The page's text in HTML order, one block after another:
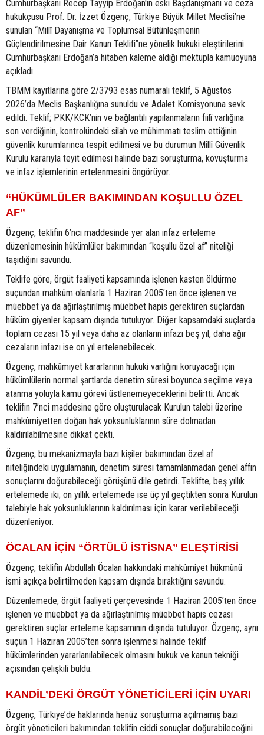
Cumhurbaşkanı Recep Tayyip Erdoğan'ın eski Başdanışmanı ve ceza
hukukçusu Prof. Dr. İzzet Özgenç, Türkiye Büyük Millet Meclisi’ne
sunulan “Millî Dayanışma ve Toplumsal Bütünleşmenin
Güçlendirilmesine Dair Kanun Teklifi”ne yönelik hukuki eleştirilerini
Cumhurbaşkanı Erdoğan’a hitaben kaleme aldığı mektupla kamuoyuna
açıkladı.
TBMM kayıtlarına göre 2/3793 esas numaralı teklif, 5 Ağustos
2026’da Meclis Başkanlığına sunuldu ve Adalet Komisyonuna sevk
edildi. Teklif; PKK/KCK’nin ve bağlantılı yapılanmaların fiilî varlığına
son verdiğinin, kontrolündeki silah ve mühimmatı teslim ettiğinin
güvenlik kurumlarınca tespit edilmesi ve bu durumun Millî Güvenlik
Kurulu kararıyla teyit edilmesi halinde bazı soruşturma, kovuşturma
ve infaz işlemlerinin ertelenmesini öngörüyor.
“HÜKÜMLÜLER BAKIMINDAN KOŞULLU ÖZEL
AF”
Özgenç, teklifin 6’ncı maddesinde yer alan infaz erteleme
düzenlemesinin hükümlüler bakımından “koşullu özel af” niteliği
taşıdığını savundu.
Teklife göre, örgüt faaliyeti kapsamında işlenen kasten öldürme
suçundan mahkûm olanlarla 1 Haziran 2005’ten önce işlenen ve
müebbet ya da ağırlaştırılmış müebbet hapis gerektiren suçlardan
hüküm giyenler kapsam dışında tutuluyor. Diğer kapsamdaki suçlarda
toplam cezası 15 yıl veya daha az olanların infazı beş yıl, daha ağır
cezaların infazı ise on yıl ertelenebilecek.
Özgenç, mahkûmiyet kararlarının hukuki varlığını koruyacağı için
hükümlülerin normal şartlarda denetim süresi boyunca seçilme veya
atanma yoluyla kamu görevi üstlenemeyeceklerini belirtti. Ancak
teklifin 7’nci maddesine göre oluşturulacak Kurulun talebi üzerine
mahkûmiyetten doğan hak yoksunluklarının süre dolmadan
kaldırılabilmesine dikkat çekti.
Özgenç, bu mekanizmayla bazı kişiler bakımından özel af
niteliğindeki uygulamanın, denetim süresi tamamlanmadan genel affın
sonuçlarını doğurabileceği görüşünü dile getirdi. Teklifte, beş yıllık
ertelemede iki; on yıllık ertelemede ise üç yıl geçtikten sonra Kurulun
talebiyle hak yoksunluklarının kaldırılması için karar verilebileceği
düzenleniyor.
ÖCALAN İÇİN “ÖRTÜLÜ İSTİSNA” ELEŞTİRİSİ
Özgenç, teklifin Abdullah Öcalan hakkındaki mahkûmiyet hükmünü
ismi açıkça belirtilmeden kapsam dışında bıraktığını savundu.
Düzenlemede, örgüt faaliyeti çerçevesinde 1 Haziran 2005’ten önce
işlenen ve müebbet ya da ağırlaştırılmış müebbet hapis cezası
gerektiren suçlar erteleme kapsamının dışında tutuluyor. Özgenç, aynı
suçun 1 Haziran 2005’ten sonra işlenmesi halinde teklif
hükümlerinden yararlanılabilecek olmasını hukuk ve kanun tekniği
açısından çelişkili buldu.
KANDİL’DEKİ ÖRGÜT YÖNETİCİLERİ İÇİN UYARI
Özgenç, Türkiye’de haklarında henüz soruşturma açılmamış bazı
örgüt yöneticileri bakımından teklifin ciddi sonuçlar doğurabileceğini